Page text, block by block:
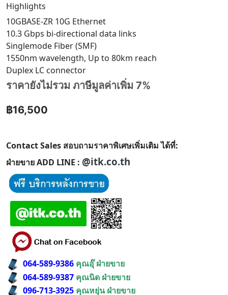
Highlights
10GBASE-ZR 10G Ethernet
10.3 Gbps bi-directional data links
Singlemode Fiber (SMF)
1550nm wavelength, Up to 80km reach
Duplex LC connector
ราคายังไม่รวม ภาษีมูลค่าเพิ่ม 7%
฿16,500
Contact Sales สอบถามราคาพิเศษเพิ่มเติม ได้ที่:
ฝ่ายขาย ADD LINE : @itk.co.th
064-589-9386 คุณอุ๊ ฝ่ายขาย
064-589-9387 คุณนิด ฝ่ายขาย
096-713-3925 คุณหยุ่น ฝ่ายขาย